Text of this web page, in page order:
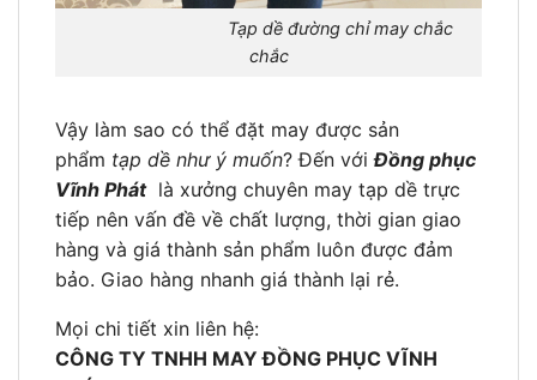
Tạp dề đường chỉ may chắc
chắc
Vậy làm sao có thể đặt may được sản
phẩm tạp dề như ý muốn? Đến vớiĐồng phục
Vĩnh Phátlà xưởng chuyên may tạp dề trực
tiếp nên vấn đề về chất lượng, thời gian giao
hàng và giá thành sản phẩm luôn được đảm
bảo. Giao hàng nhanh giá thành lại rẻ.
Mọi chi tiết xin liên hệ:
CÔNG TY TNHH MAY ĐỒNG PHỤC VĨNH